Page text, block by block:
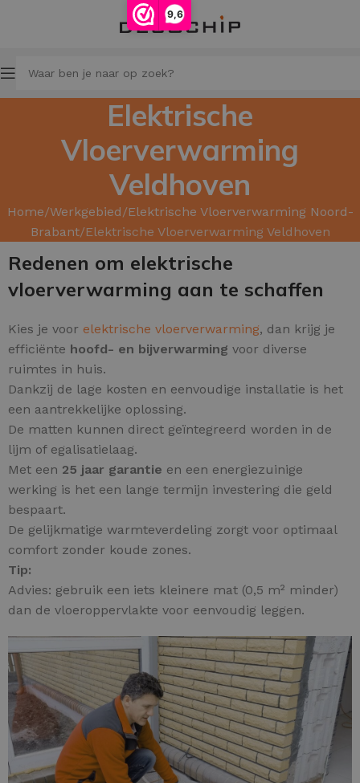
9,6
Elektrische
Vloerverwarming
Veldhoven
Home Werkgebied Elektrische Vloerverwarming Noord-
Brabant Elektrische Vloerverwarming Veldhoven
Redenen om elektrische
vloerverwarming aan te schaffen
Kies je voor elektrische vloerverwarming, dan krijg je
efficiënte hoofd- en bijverwarming voor diverse
ruimtes in huis.
Dankzij de lage kosten en eenvoudige installatie is het
een aantrekkelijke oplossing.
De matten kunnen direct geïntegreerd worden in de
lijm of egalisatielaag.
Met een 25 jaar garantie en een energiezuinige
werking is het een lange termijn investering die geld
bespaart.
De gelijkmatige warmteverdeling zorgt voor optimaal
comfort zonder koude zones.
Tip:
Advies: gebruik een iets kleinere mat (0,5 m² minder)
dan de vloeroppervlakte voor eenvoudig leggen.